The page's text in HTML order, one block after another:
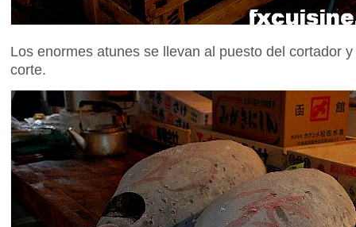
Los enormes atunes se llevan al puesto del cortador
corte.